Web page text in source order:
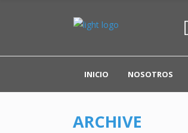
INICIO NOSOTROS
ARCHIVE